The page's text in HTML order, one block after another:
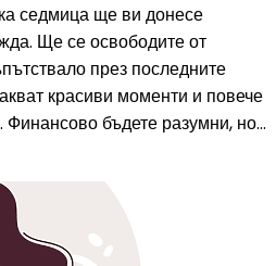
седмица ще ви донесе
Ще се освободите от
през последните
красиви моменти и повече
бъдете разумни, но...